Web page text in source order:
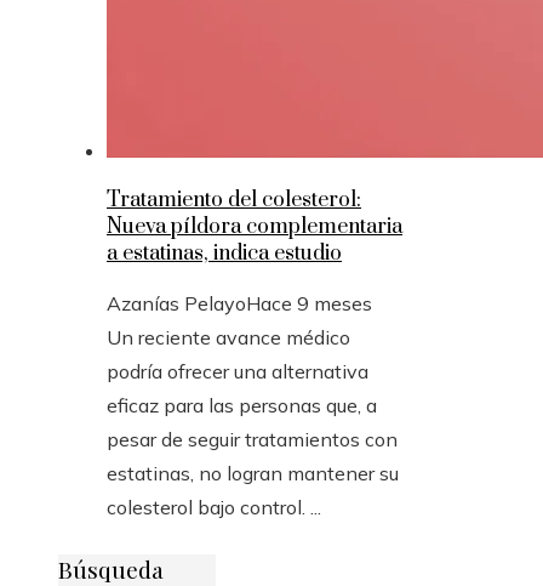
Tratamiento del colesterol:
Nueva píldora complementaria
a estatinas, indica estudio
Azanías PelayoHace 9 meses
Un reciente avance médico
podría ofrecer una alternativa
eficaz para las personas que, a
pesar de seguir tratamientos con
estatinas, no logran mantener su
colesterol bajo control. ...
Búsqueda